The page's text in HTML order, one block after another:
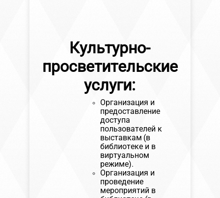
Культурно-
просветительские
услуги:
Организация и
предоставление
доступа
пользователей к
выставкам (в
библиотеке и в
виртуальном
режиме).
Организация и
проведение
мероприятий в